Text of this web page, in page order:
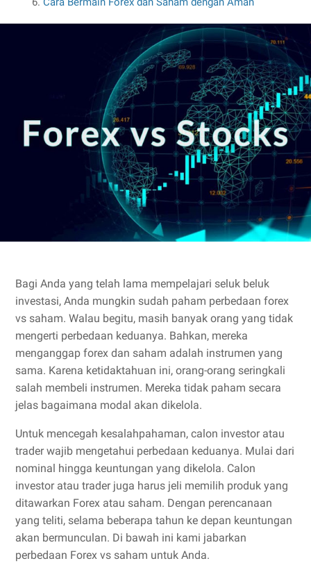
Bagi Anda yang telah lama mempelajari seluk beluk
investasi, Anda mungkin sudah paham perbedaan forex
vs saham. Walau begitu, masih banyak orang yang tidak
mengerti perbedaan keduanya. Bahkan, mereka
menganggap forex dan saham adalah instrumen yang
sama. Karena ketidaktahuan ini, orang-orang seringkali
salah membeli instrumen. Mereka tidak paham secara
jelas bagaimana modal akan dikelola.
Untuk mencegah kesalahpahaman, calon investor atau
trader wajib mengetahui perbedaan keduanya. Mulai dari
nominal hingga keuntungan yang dikelola. Calon
investor atau trader juga harus jeli memilih produk yang
ditawarkan Forex atau saham. Dengan perencanaan
yang teliti, selama beberapa tahun ke depan keuntungan
akan bermunculan. Di bawah ini kami jabarkan
perbedaan Forex vs saham untuk Anda.